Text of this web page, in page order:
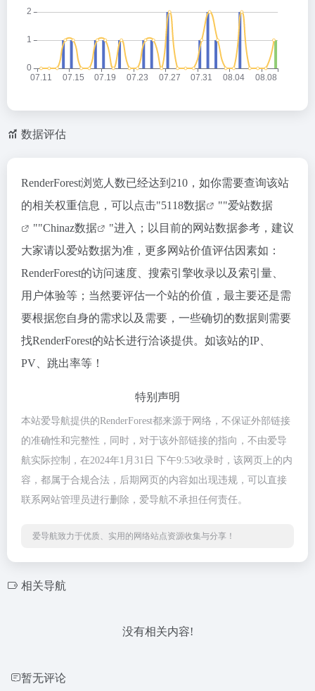
数据评估
RenderForest浏览人数已经达到210，如你需要查询该站
的相关权重信息，可以点击"5118数据 ""爱站数据
""Chinaz数据
"进入；以目前的网站数据参考，建议
大家请以爱站数据为准，更多网站价值评估因素如：
RenderForest的访问速度、搜索引擎收录以及索引量、
用户体验等；当然要评估一个站的价值，最主要还是需
要根据您自身的需求以及需要，一些确切的数据则需要
找RenderForest的站长进行洽谈提供。如该站的IP、
PV、跳出率等！
特别声明
本站爱导航提供的RenderForest都来源于网络，不保证外部链接
的准确性和完整性，同时，对于该外部链接的指向，不由爱导
航实际控制，在2024年1月31日 下午9:53收录时，该网页上的内
容，都属于合规合法，后期网页的内容如出现违规，可以直接
联系网站管理员进行删除，爱导航不承担任何责任。
爱导航致力于优质、实用的网络站点资源收集与分享！
相关导航
没有相关内容!
暂无评论